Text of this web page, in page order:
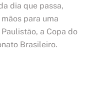
dia que passa,
para uma
a Copa do
Brasileiro.